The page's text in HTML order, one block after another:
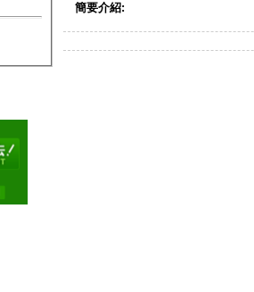
簡要介紹: